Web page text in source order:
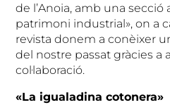
de l’Anoia, amb una secció
patrimoni industrial», on a
revista donem a conèixer
del nostre passat gràcies a
col·laboració.
«La igualadina cotonera»